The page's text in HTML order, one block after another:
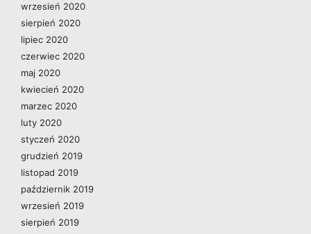
wrzesień 2020
sierpień 2020
lipiec 2020
czerwiec 2020
maj 2020
kwiecień 2020
marzec 2020
luty 2020
styczeń 2020
grudzień 2019
listopad 2019
październik 2019
wrzesień 2019
sierpień 2019